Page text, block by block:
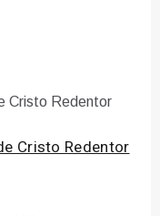
Cristo Redentor